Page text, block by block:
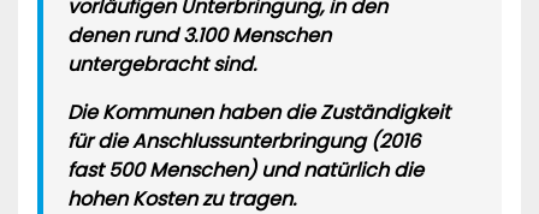
vorläufigen Unterbringung, in den
denen rund 3.100 Menschen
untergebracht sind.
Die Kommunen haben die Zuständigkeit
für die Anschlussunterbringung (2016
fast 500 Menschen) und natürlich die
hohen Kosten zu tragen.